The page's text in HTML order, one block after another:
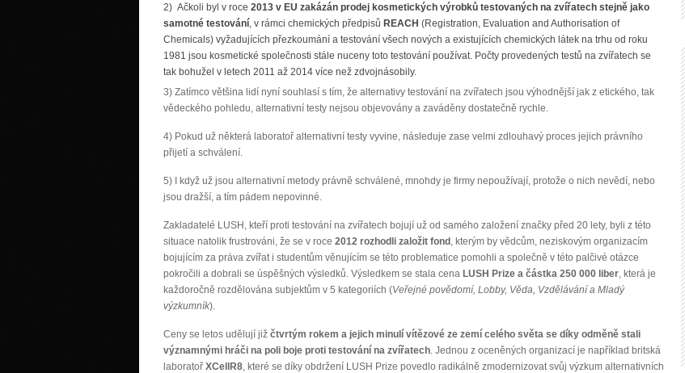
2) Ačkoli byl v roce 2013 v EU zakázán prodej kosmetických výrobků testovaných na zvířatech stejně jako
samotné testování, v rámci chemických předpisů REACH (Registration, Evaluation and Authorisation of
Chemicals) vyžadujících přezkoumání a testování všech nových a existujících chemických látek na trhu od roku
1981 jsou kosmetické společnosti stále nuceny toto testování používat. Počty provedených testů na zvířatech se
tak bohužel v letech 2011 až 2014 více než zdvojnásobily.
3) Zatímco většina lidí nyní souhlasí s tím, že alternativy testování na zvířatech jsou výhodnější jak z etického, tak
vědeckého pohledu, alternativní testy nejsou objevovány a zaváděny dostatečně rychle.
4) Pokud už některá laboratoř alternativní testy vyvine, následuje zase velmi zdlouhavý proces jejich právního
přijetí a schválení.
5) I když už jsou alternativní metody právně schválené, mnohdy je firmy nepoužívají, protože o nich nevědí, nebo
jsou dražší, a tím pádem nepovinné.
Zakladatelé LUSH, kteří proti testování na zvířatech bojují už od samého založení značky před 20 lety, byli z této
situace natolik frustrováni, že se v roce 2012 rozhodli založit fond, kterým by vědcům, neziskovým organizacím
bojujícím za práva zvířat i studentům věnujícím se této problematice pomohli a společně v této palčivé otázce
pokročili a dobrali se úspěšných výsledků. Výsledkem se stala cena LUSH Prize a částka 250 000 liber, která je
každoročně rozdělována subjektům v 5 kategoriích (Veřejné povědomí, Lobby, Věda, Vzdělávání a Mladý
výzkumník).
Ceny se letos udělují již čtvrtým rokem a jejich minulí vítězové ze zemí celého světa se díky odměně stali
významnými hráči na poli boje proti testování na zvířatech. Jednou z oceněných organizací je například britská
laboratoř XCellR8, které se díky obdržení LUSH Prize povedlo radikálně zmodernizovat svůj výzkum alternativních